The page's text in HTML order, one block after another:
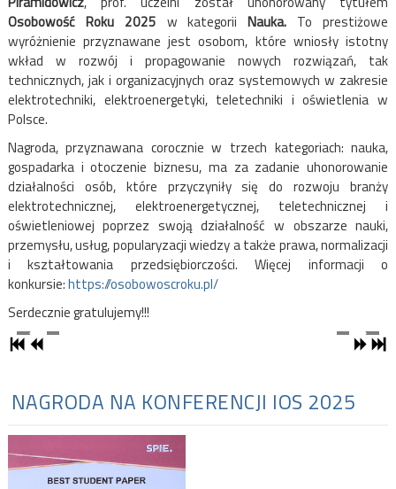
Osobowość Roku 2025 w kategoriiNauka. To prestiżowe
wyróżnienie przyznawane jest osobom, które wniosły istotny
wkład w rozwój i propagowanie nowych rozwiązań, tak
technicznych, jak i organizacyjnych oraz systemowych w zakresie
elektrotechniki, elektroenergetyki, teletechniki i oświetlenia w
Polsce.
Nagroda, przyznawana corocznie w trzech kategoriach: nauka,
gospadarka i otoczenie biznesu, ma za zadanie uhonorowanie
działalności osób, które przyczyniły się do rozwoju branży
elektrotechnicznej, elektroenergetycznej, teletechnicznej i
oświetleniowej poprzez swoją działalność w obszarze nauki,
przemysłu, usług, popularyzacji wiedzy a także prawa, normalizacji
i kształtowania przedsiębiorczości. Więcej informacji o
konkursie:https://osobowoscroku.pl/
Serdecznie gratulujemy!!!
NAGRODA NA KONFERENCJI IOS 2025